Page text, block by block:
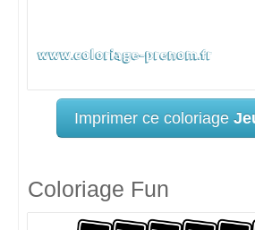
Imprimer ce coloriage
Coloriage Fun